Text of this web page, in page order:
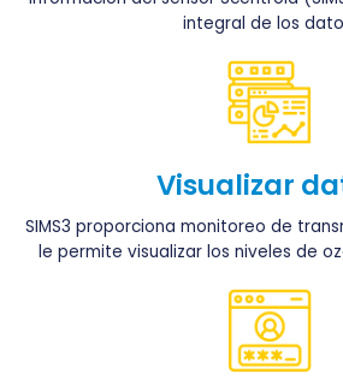
integral de los
Visualizar
SIMS3 proporciona monitoreo de
le permite visualizar los niveles de